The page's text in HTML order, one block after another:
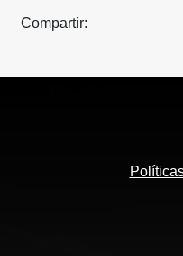
Compartir: